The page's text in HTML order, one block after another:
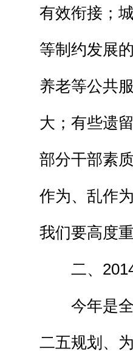
有效衔接；
等制约发展
养老等公共
大；有些遗
部分干部素
作为、乱作
我们要高度
二、2014
今年是全
二五规划、